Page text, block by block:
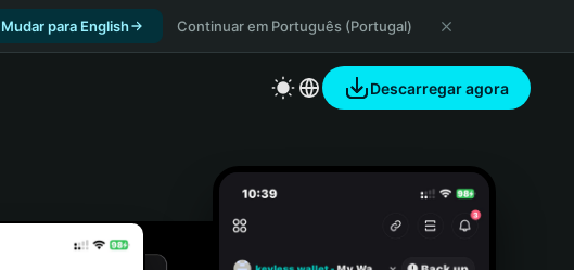
Mudar para English Continuar em Português (Portugal)
Descarregar agora